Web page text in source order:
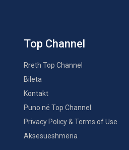
Top Channel
Rreth Top Channel
Bileta
Kontakt
Puno në Top Channel
Privacy Policy & Terms of Use
Aksesueshmëria